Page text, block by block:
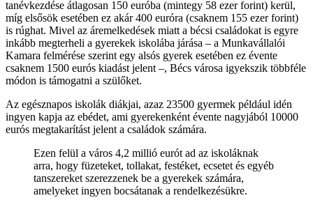
tanévkezdése átlagosan 150 euróba (mintegy 58 ezer forint) kerül,
míg elsősök esetében ez akár 400 euróra (csaknem 155 ezer forint)
is rúghat. Mivel az áremelkedések miatt a bécsi családokat is egyre
inkább megterheli a gyerekek iskolába járása – a Munkavállalói
Kamara felmérése szerint egy alsós gyerek esetében ez évente
csaknem 1500 eurós kiadást jelent –, Bécs városa igyekszik többféle
módon is támogatni a szülőket.
Az egésznapos iskolák diákjai, azaz 23500 gyermek például idén
ingyen kapja az ebédet, ami gyerekenként évente nagyjából 10000
eurós megtakarítást jelent a családok számára.
Ezen felül a város 4,2 millió eurót ad az iskoláknak
arra, hogy füzeteket, tollakat, festéket, ecsetet és egyéb
tanszereket szerezzenek be a gyerekek számára,
amelyeket ingyen bocsátanak a rendelkezésükre.